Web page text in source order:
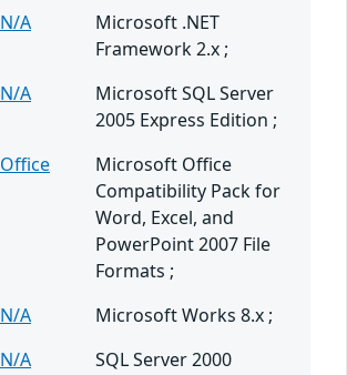
N/A
Microsoft .NET
Framework 2.x ;
N/A
Microsoft SQL Server
2005 Express Edition ;
Office
Microsoft Office
Compatibility Pack for
Word, Excel, and
PowerPoint 2007 File
Formats ;
N/A
Microsoft Works 8.x ;
N/A
SQL Server 2000